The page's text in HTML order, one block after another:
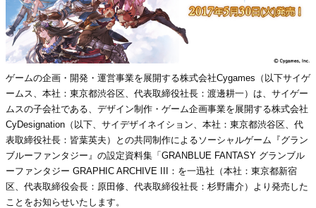
ゲームの企画・開発・運営事業を展開する株式会社Cygames（以下サイゲ
ームス、本社：東京都渋谷区、代表取締役社長：渡邊耕一）は、サイゲー
ムスの子会社である、デザイン制作・ゲーム企画事業を展開する株式会社
CyDesignation（以下、サイデザイネイション、本社：東京都渋谷区、代
表取締役社長：皆葉英夫）との共同制作によるソーシャルゲーム『グラン
ブルーファンタジー』の設定資料集「GRANBLUE FANTASY グランブル
ーファンタジー GRAPHIC ARCHIVE III：を一迅社（本社：東京都新宿
区、代表取締役会長：原田修、代表取締役社長：杉野庸介）より発売した
ことをお知らせいたします。